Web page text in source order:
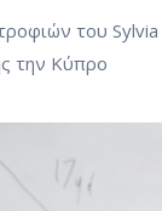
του Sylvia
την Κύπρο